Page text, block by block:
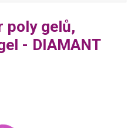
poly gelů,
- DIAMANT